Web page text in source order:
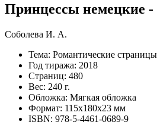
Принцессы немецкие -
Соболева И. А.
Тема: Романтические
Год тиража: 2018
Страниц: 480
Вес: 240 г.
Обложка: Мягкая обложка
Формат: 115х180х23 мм
ISBN: 978-5-4461-0689-9